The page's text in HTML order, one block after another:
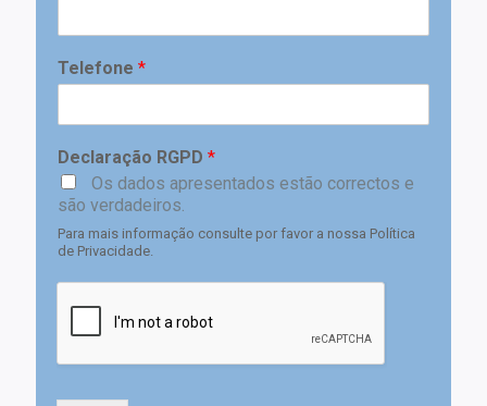
Telefone*
Declaração RGPD*
Os dados apresentados estão correctos e
são verdadeiros.
Para mais informação consulte por favor a nossa Política
de Privacidade.